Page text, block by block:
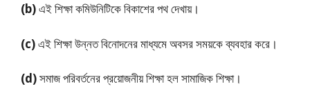
(b)এই শিক্ষা কমিউনিটিকে বিকাশের পথ দেখায়।
(c)এই শিক্ষা উন্নত বিনোদনের মাধ্যমে অবসর সময়কে ব্যবহার করে।
(d)সমাজ পরিবর্তনের প্রয়োজনীয় শিক্ষা হল সামাজিক শিক্ষা।